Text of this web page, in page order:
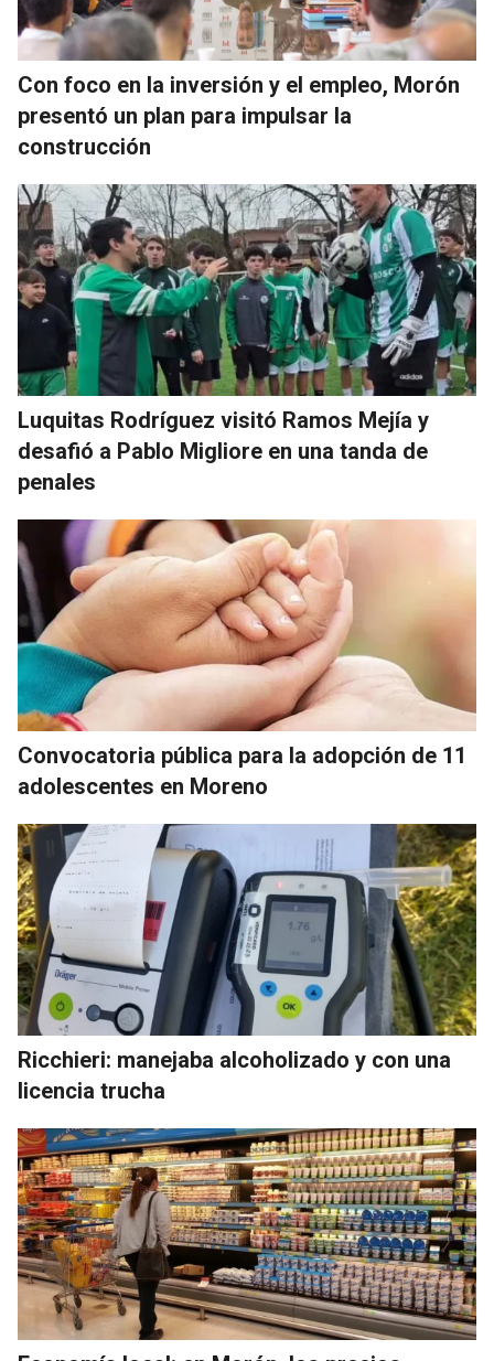
Con foco en la inversión y el empleo, Morón
presentó un plan para impulsar la
construcción
Luquitas Rodríguez visitó Ramos Mejía y
desafió a Pablo Migliore en una tanda de
penales
Convocatoria pública para la adopción de 11
adolescentes en Moreno
Ricchieri: manejaba alcoholizado y con una
licencia trucha